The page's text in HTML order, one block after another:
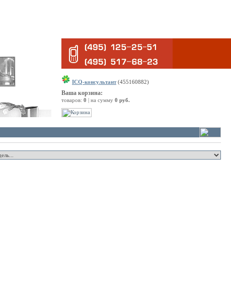
ICQ-консультант(455160882)
Ваша корзина:
товаров: 0 | на сумму 0 руб.